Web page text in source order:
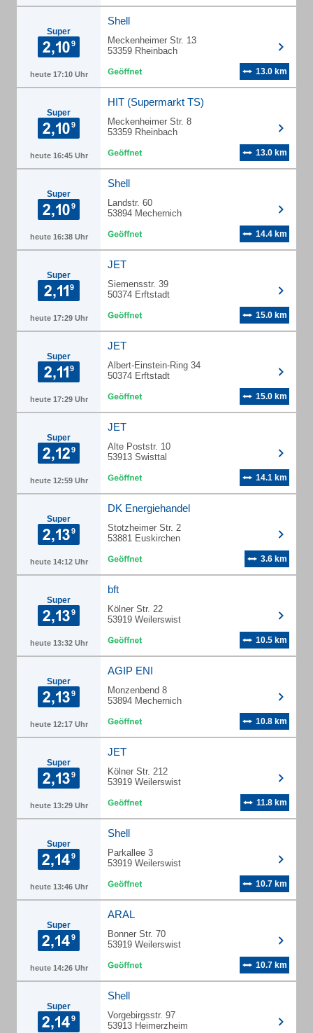
Super
heute 17:10 Uhr
Shell
Meckenheimer Str. 13
53359 Rheinbach
13.0 km
Super
heute 16:45 Uhr
HIT (Supermarkt TS)
Meckenheimer Str. 8
53359 Rheinbach
13.0 km
Super
heute 16:38 Uhr
Shell
Landstr. 60
53894 Mechernich
14.4 km
Super
heute 17:29 Uhr
JET
Siemensstr. 39
50374 Erftstadt
15.0 km
Super
heute 17:29 Uhr
JET
Albert-Einstein-Ring 34
50374 Erftstadt
15.0 km
Super
heute 12:59 Uhr
JET
Alte Poststr. 10
53913 Swisttal
14.1 km
Super
heute 14:12 Uhr
DK Energiehandel
Stotzheimer Str. 2
53881 Euskirchen
3.6 km
Super
heute 13:32 Uhr
bft
Kölner Str. 22
53919 Weilerswist
10.5 km
Super
heute 12:17 Uhr
AGIP ENI
Monzenbend 8
53894 Mechernich
10.8 km
Super
heute 13:29 Uhr
JET
Kölner Str. 212
53919 Weilerswist
11.8 km
Super
heute 13:46 Uhr
Shell
Parkallee 3
53919 Weilerswist
10.7 km
Super
heute 14:26 Uhr
ARAL
Bonner Str. 70
53919 Weilerswist
10.7 km
Super
Shell
Vorgebirgsstr. 97
53913 Heimerzheim